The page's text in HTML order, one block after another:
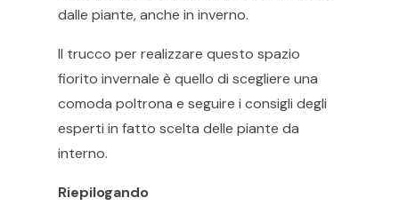
dalle piante, anche in inverno.
Il trucco per realizzare questo spazio
fiorito invernale è quello di scegliere una
comoda poltrona e seguire i consigli degli
esperti in fatto scelta delle piante da
interno.
Riepilogando